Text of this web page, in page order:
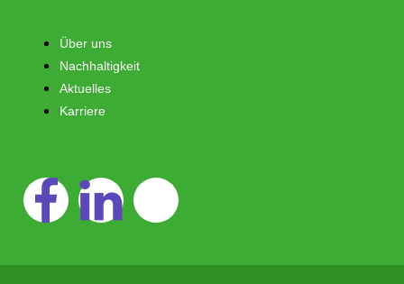
Über uns
Nachhaltigkeit
Aktuelles
Karriere